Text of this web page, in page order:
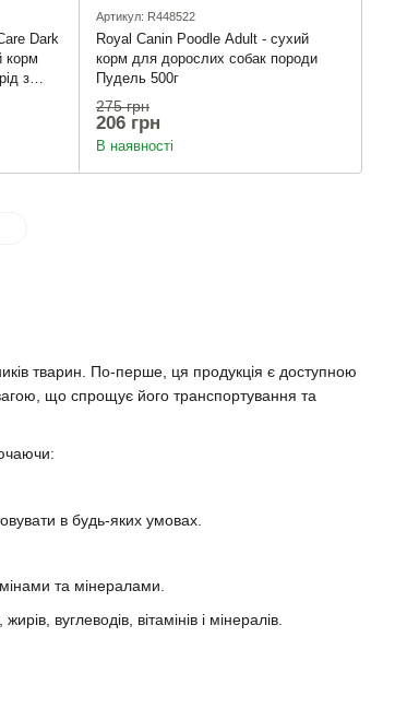
тварин. По-перше, ця продукція є доступною
що спрощує його транспортування та
в будь-яких умовах.
та мінералами.
вуглеводів, вітамінів і мінералів.
Dark
корм
з
1.5кг
Артикул: R448522
Royal Canin Poodle Adult - сухий
корм для дорослих собак породи
Пудель 500г
275 грн
206 грн
В наявності